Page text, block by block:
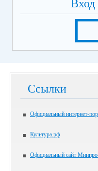
Вход
Ссылки
Официальный интернет-
Культура.рф
Официальный сайт